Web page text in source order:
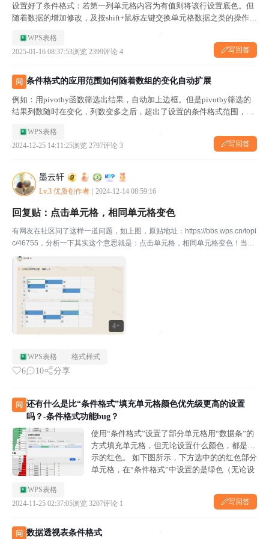
设置好了条件格式：若第一列单元格内容为有值则将该行设置底色。但
随着数据的增加修改，及按shift+鼠标左键交换单元格数据之类的操作，
也有变化，请问该如何避免这种情况发生？
WPS表格
2025-01-16 08:37:53浏览 2399评论 4 写回答
问 条件格式的应用范围如何随着数组的变化自动扩展
例如：用pivotby函数筛选出结果，自动加上边框。但是pivotby筛选的
结果列数随时在变化，列数变多之后，超出了设置的条件格式范围，就
WPS表格
2024-12-25 14:11:25浏览 2797评论 3 写回答
墨云轩
Lv.3 优质创作者 | 2024-12-14 08:59:16
4+
回复贴：点击单元格，相同单元格变色
有网友在社区问了这样一道问题，如上图，原贴地址：https://bbs.wps.cn/topi
c/46755，分析一下其实这个意思就是：点击单元格，相同单元格变色！当然
这个已经有大佬给出了用JS宏或VBA宏代码来完成，但对于我们小白来说，
这比较困难。在这里...
WPS表格 格式样式
6 10 分享
问 还有什么是比“条件格式”填充单元格颜色优先级更高的设置
吗？-条件格式功能bug？
使用“条件格式”设置了部分单元格用“数据条”的
方式填充单元格，但无论设置什么颜色，都是显
示的红色。 如下图所示，下方选中的的红色部分
单元格，在“条件格式”中设置的是绿色（无论设
WPS表格
2024-11-25 02:37:05浏览 3207评论 1 写回答
问 数据透视表条件格式